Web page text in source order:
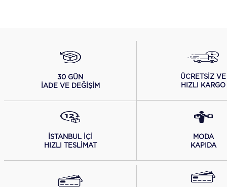
30 GÜN
İADE VE DEĞİŞİM
ÜCRETSİZ VE
HIZLI KARGO
İSTANBUL İÇİ
HIZLI TESLİMAT
MODA
KAPIDA